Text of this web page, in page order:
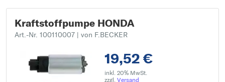
Kraftstoffpumpe HONDA
Art.-Nr. 100110007 | von F.BECKER
19,52 €
inkl. 20% MwSt.
zzgl. Versand